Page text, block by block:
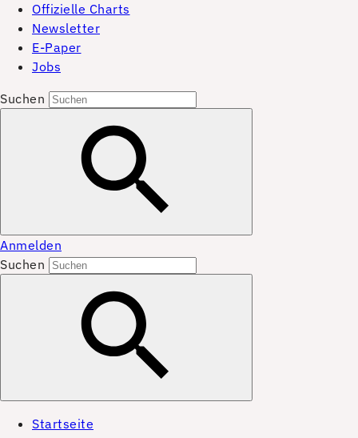
Offizielle Charts
Newsletter
E-Paper
Jobs
Suchen
Anmelden
Suchen
Startseite